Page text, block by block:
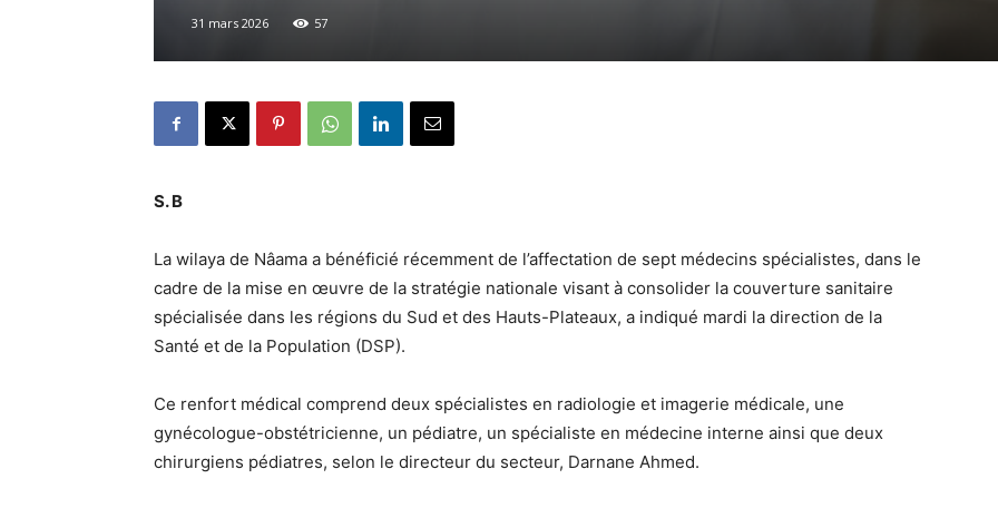
31 mars 2026 57
S. B
La wilaya de Nâama a bénéficié récemment de l’affectation de sept médecins spécialistes, dans le
cadre de la mise en œuvre de la stratégie nationale visant à consolider la couverture sanitaire
spécialisée dans les régions du Sud et des Hauts-Plateaux, a indiqué mardi la direction de la
Santé et de la Population (DSP).
Ce renfort médical comprend deux spécialistes en radiologie et imagerie médicale, une
gynécologue-obstétricienne, un pédiatre, un spécialiste en médecine interne ainsi que deux
chirurgiens pédiatres, selon le directeur du secteur, Darnane Ahmed.